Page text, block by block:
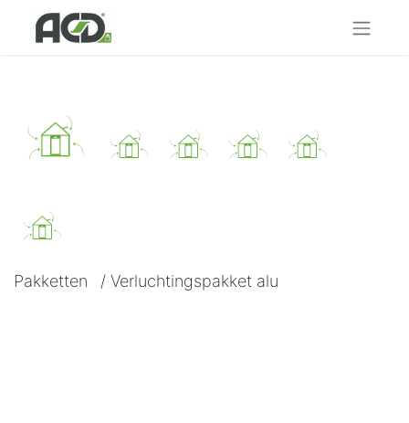
Pakketten / Verluchtingspakket alu